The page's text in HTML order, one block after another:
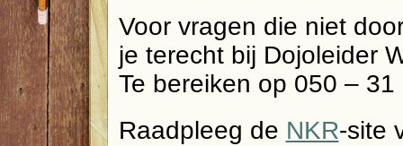
Voor vragen die niet
je terecht bij Dojoleider
Te bereiken op 050 –
Raadpleeg de NKR-site